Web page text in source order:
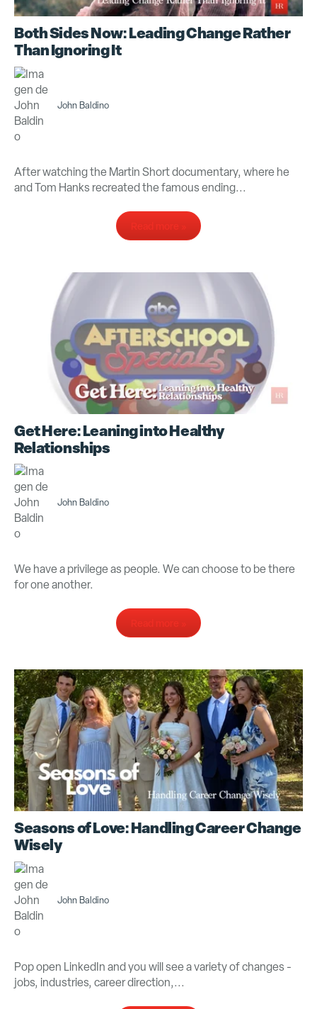
Both Sides Now: Leading Change Rather
Than Ignoring It
John Baldino
After watching the Martin Short documentary, where he
and Tom Hanks recreated the famous ending...
Read more »
Get Here: Leaning into Healthy
Relationships
John Baldino
We have a privilege as people. We can choose to be there
for one another.
Read more »
Seasons of Love: Handling Career Change
Wisely
John Baldino
Pop open LinkedIn and you will see a variety of changes -
jobs, industries, career direction,...